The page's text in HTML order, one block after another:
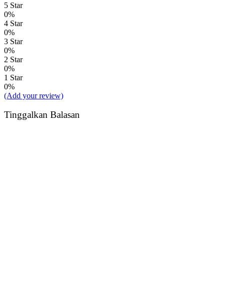
5 Star
0%
4 Star
0%
3 Star
0%
2 Star
0%
1 Star
0%
(Add your review)
Tinggalkan Balasan